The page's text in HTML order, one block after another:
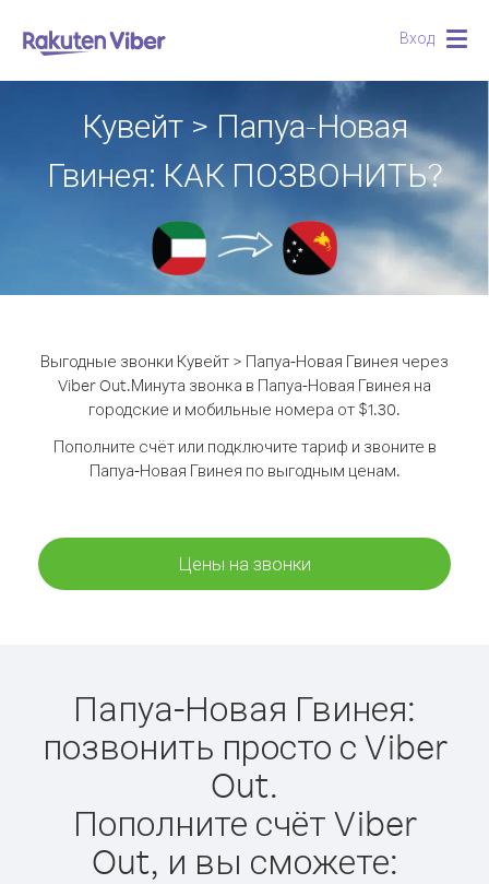
Вход
Кувейт > Папуа-Новая
Гвинея: КАК ПОЗВОНИТЬ?
Выгодные звонки Кувейт > Папуа-Новая Гвинея через
Viber Out.Минута звонка в Папуа-Новая Гвинея на
городские и мобильные номера от $1.30.
Пополните счёт или подключите тариф и звоните в
Папуа-Новая Гвинея по выгодным ценам.
Цены на звонки
Папуа-Новая Гвинея:
позвонить просто с Viber
Out.
Пополните счёт Viber
Out, и вы сможете: